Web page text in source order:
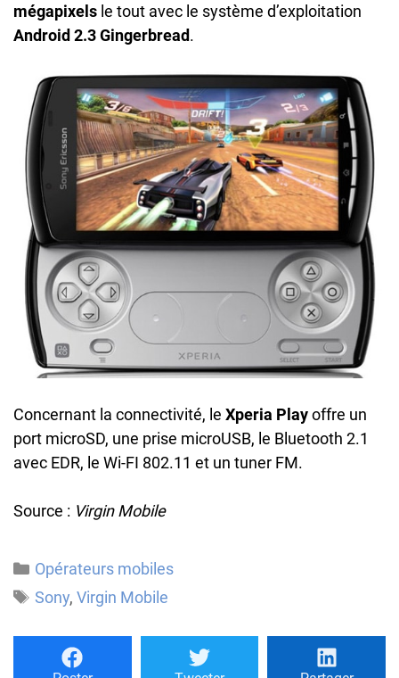
mégapixels le tout avec le système d’exploitation
Android 2.3 Gingerbread.
Concernant la connectivité, le Xperia Playoffre un
port microSD, une prise microUSB, le Bluetooth 2.1
avec EDR, le Wi-FI 802.11 et un tuner FM.
Source : Virgin Mobile
Catégories
Opérateurs mobiles
Étiquettes
Sony, Virgin Mobile